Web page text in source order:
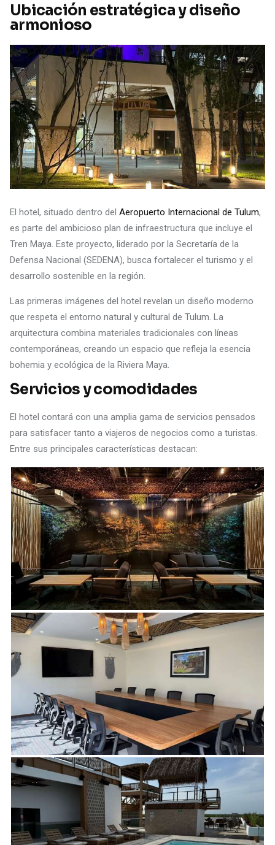
Ubicación estratégica y diseño
armonioso
El hotel, situado dentro del Aeropuerto Internacional de Tulum,
es parte del ambicioso plan de infraestructura que incluye el
Tren Maya. Este proyecto, liderado por la Secretaría de la
Defensa Nacional (SEDENA), busca fortalecer el turismo y el
desarrollo sostenible en la región.
Las primeras imágenes del hotel revelan un diseño moderno
que respeta el entorno natural y cultural de Tulum. La
arquitectura combina materiales tradicionales con líneas
contemporáneas, creando un espacio que refleja la esencia
bohemia y ecológica de la Riviera Maya.
Servicios y comodidades
El hotel contará con una amplia gama de servicios pensados
para satisfacer tanto a viajeros de negocios como a turistas.
Entre sus principales características destacan: